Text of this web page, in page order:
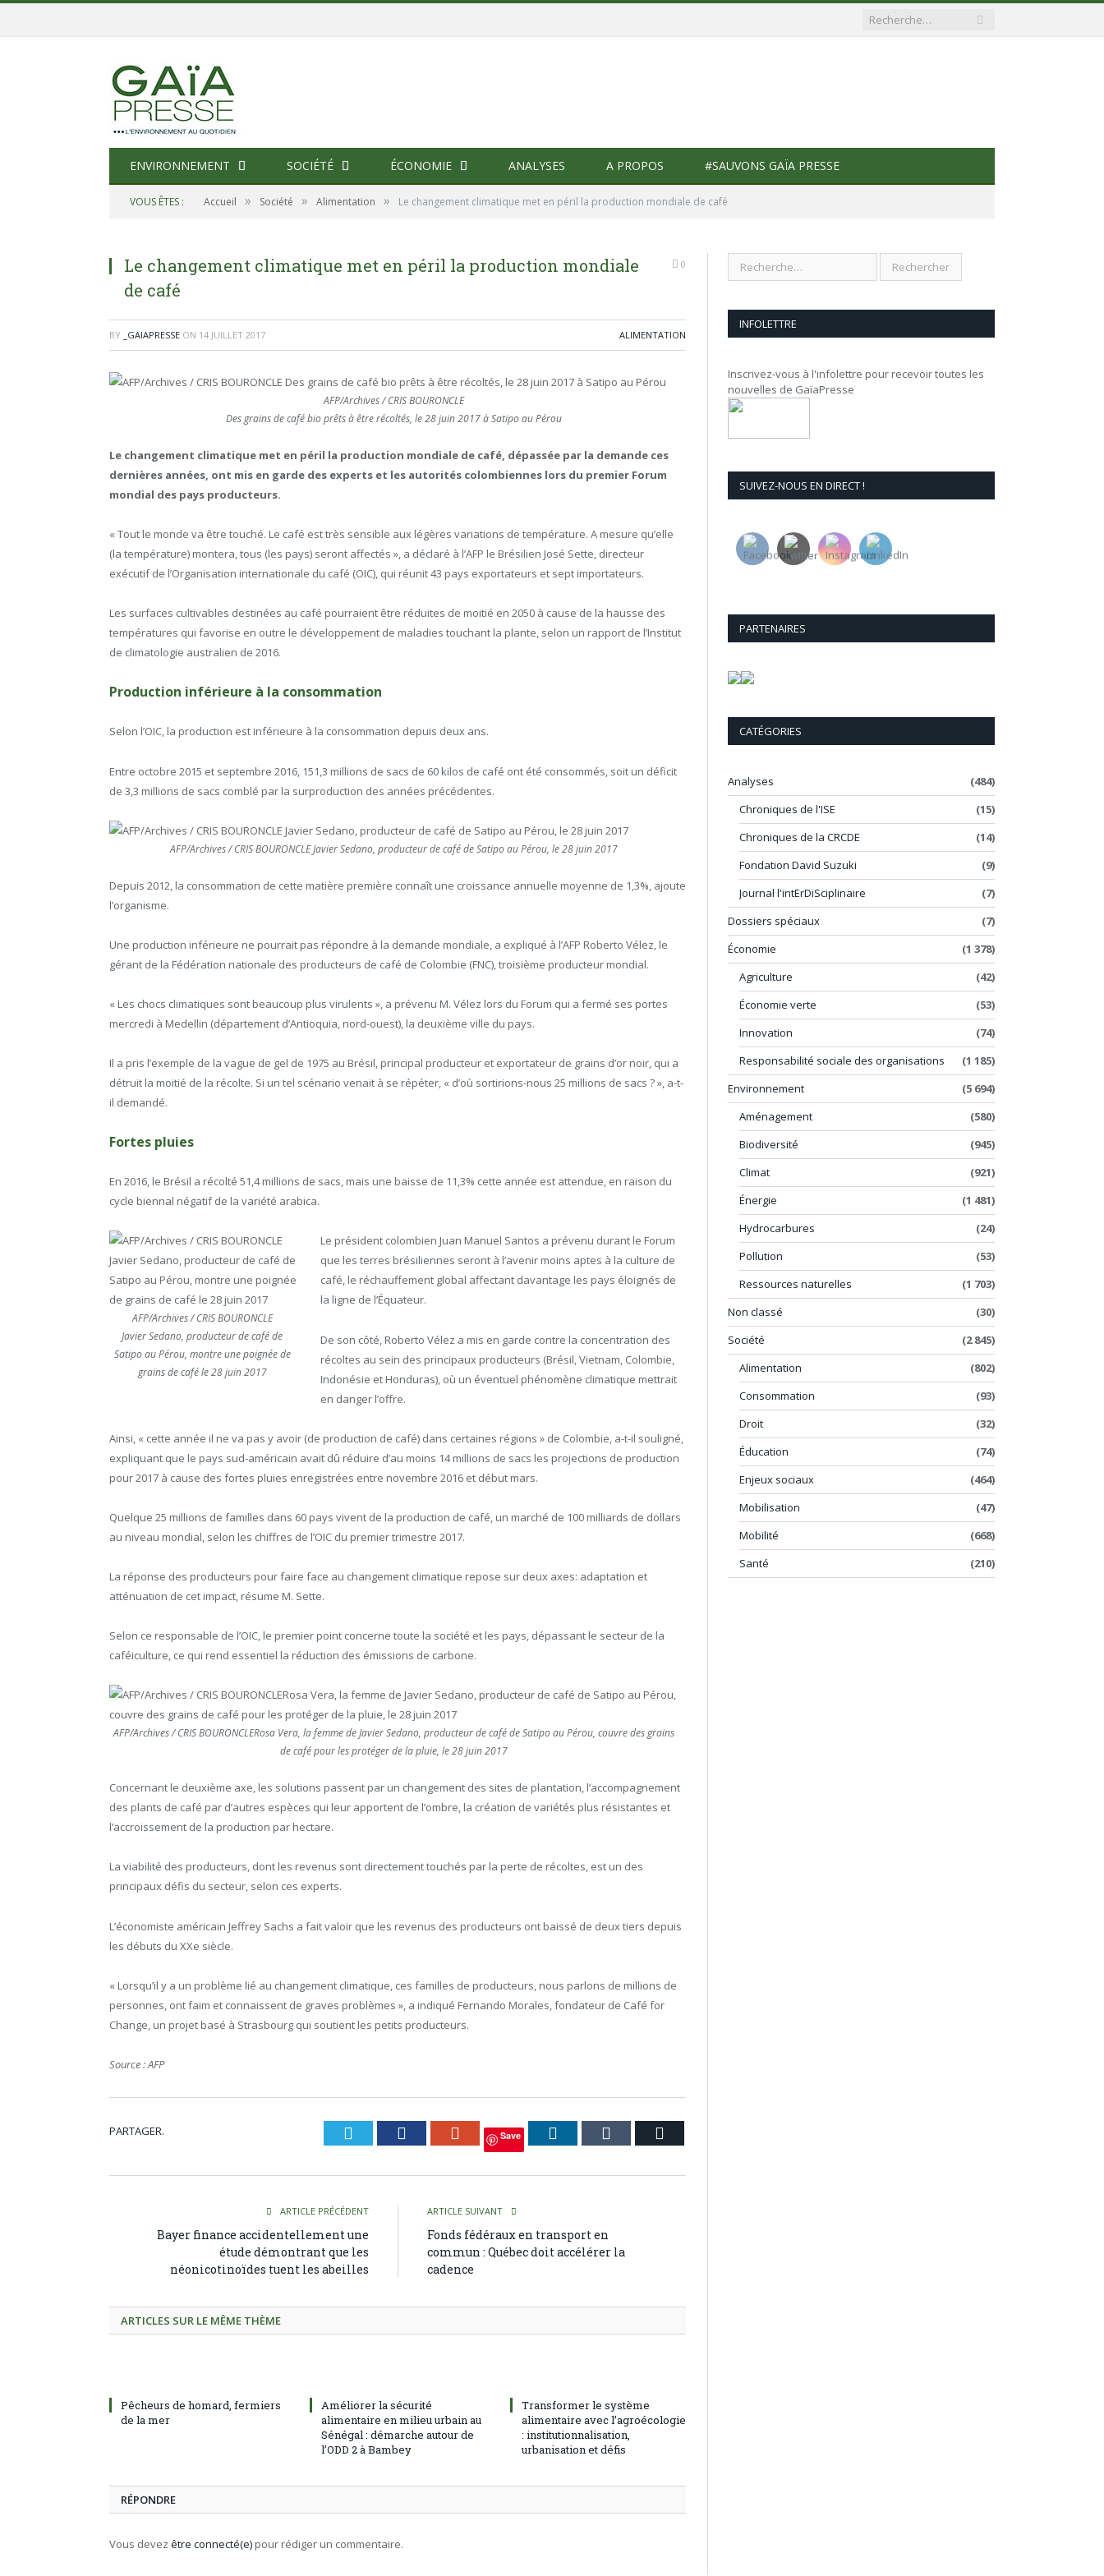
ENVIRONNEMENT SOCIÉTÉ ÉCONOMIE ANALYSES A PROPOS #SAUVONS GAÏA PRESSE
VOUS ÊTES : Accueil » Société » Alimentation » Le changement climatique met en péril la production mondiale de café
Le changement climatique met en péril la production mondiale
de café
0
BY _GAIAPRESSE ON 14 JUILLET 2017 ALIMENTATION
AFP/Archives / CRIS BOURONCLE
Des grains de café bio prêts à être récoltés, le 28 juin 2017 à Satipo au Pérou
Le changement climatique met en péril la production mondiale de café, dépassée par la demande ces
dernières années, ont mis en garde des experts et les autorités colombiennes lors du premier Forum
mondial des pays producteurs.
« Tout le monde va être touché. Le café est très sensible aux légères variations de température. A mesure qu’elle
(la température) montera, tous (les pays) seront affectés », a déclaré à l’AFP le Brésilien José Sette, directeur
exécutif de l’Organisation internationale du café (OIC), qui réunit 43 pays exportateurs et sept importateurs.
Les surfaces cultivables destinées au café pourraient être réduites de moitié en 2050 à cause de la hausse des
températures qui favorise en outre le développement de maladies touchant la plante, selon un rapport de l’Institut
de climatologie australien de 2016.
Production inférieure à la consommation
Selon l’OIC, la production est inférieure à la consommation depuis deux ans.
Entre octobre 2015 et septembre 2016, 151,3 millions de sacs de 60 kilos de café ont été consommés, soit un déficit
de 3,3 millions de sacs comblé par la surproduction des années précédentes.
AFP/Archives / CRIS BOURONCLE Javier Sedano, producteur de café de Satipo au Pérou, le 28 juin 2017
Depuis 2012, la consommation de cette matière première connaît une croissance annuelle moyenne de 1,3%, ajoute
l’organisme.
Une production inférieure ne pourrait pas répondre à la demande mondiale, a expliqué à l’AFP Roberto Vélez, le
gérant de la Fédération nationale des producteurs de café de Colombie (FNC), troisième producteur mondial.
« Les chocs climatiques sont beaucoup plus virulents », a prévenu M. Vélez lors du Forum qui a fermé ses portes
mercredi à Medellin (département d’Antioquia, nord-ouest), la deuxième ville du pays.
Il a pris l’exemple de la vague de gel de 1975 au Brésil, principal producteur et exportateur de grains d’or noir, qui a
détruit la moitié de la récolte. Si un tel scénario venait à se répéter, « d’où sortirions-nous 25 millions de sacs ? », a-t-
il demandé.
Fortes pluies
En 2016, le Brésil a récolté 51,4 millions de sacs, mais une baisse de 11,3% cette année est attendue, en raison du
cycle biennal négatif de la variété arabica.
AFP/Archives / CRIS BOURONCLE
Javier Sedano, producteur de café de
Satipo au Pérou, montre une poignée de
grains de café le 28 juin 2017
Le président colombien Juan Manuel Santos a prévenu durant le Forum
que les terres brésiliennes seront à l’avenir moins aptes à la culture de
café, le réchauffement global affectant davantage les pays éloignés de
la ligne de l’Équateur.
De son côté, Roberto Vélez a mis en garde contre la concentration des
récoltes au sein des principaux producteurs (Brésil, Vietnam, Colombie,
Indonésie et Honduras), où un éventuel phénomène climatique mettrait
en danger l’offre.
Ainsi, « cette année il ne va pas y avoir (de production de café) dans certaines régions » de Colombie, a-t-il souligné,
expliquant que le pays sud-américain avait dû réduire d’au moins 14 millions de sacs les projections de production
pour 2017 à cause des fortes pluies enregistrées entre novembre 2016 et début mars.
Quelque 25 millions de familles dans 60 pays vivent de la production de café, un marché de 100 milliards de dollars
au niveau mondial, selon les chiffres de l’OIC du premier trimestre 2017.
La réponse des producteurs pour faire face au changement climatique repose sur deux axes: adaptation et
atténuation de cet impact, résume M. Sette.
Selon ce responsable de l’OIC, le premier point concerne toute la société et les pays, dépassant le secteur de la
caféiculture, ce qui rend essentiel la réduction des émissions de carbone.
AFP/Archives / CRIS BOURONCLERosa Vera, la femme de Javier Sedano, producteur de café de Satipo au Pérou, couvre des grains
de café pour les protéger de la pluie, le 28 juin 2017
Concernant le deuxième axe, les solutions passent par un changement des sites de plantation, l’accompagnement
des plants de café par d’autres espèces qui leur apportent de l’ombre, la création de variétés plus résistantes et
l’accroissement de la production par hectare.
La viabilité des producteurs, dont les revenus sont directement touchés par la perte de récoltes, est un des
principaux défis du secteur, selon ces experts.
L’économiste américain Jeffrey Sachs a fait valoir que les revenus des producteurs ont baissé de deux tiers depuis
les débuts du XXe siècle.
« Lorsqu’il y a un problème lié au changement climatique, ces familles de producteurs, nous parlons de millions de
personnes, ont faim et connaissent de graves problèmes », a indiqué Fernando Morales, fondateur de Café for
Change, un projet basé à Strasbourg qui soutient les petits producteurs.
Source : AFP
PARTAGER. Twitter Facebook Google+
Save LinkedIn Tumblr
ARTICLE PRÉCÉDENT
Bayer finance accidentellement une
étude démontrant que les
néonicotinoïdes tuent les abeilles
ARTICLE SUIVANT
Fonds fédéraux en transport en
commun : Québec doit accélérer la
cadence
ARTICLES SUR LE MÊME THÈME
Pêcheurs de homard, fermiers
de la mer
Améliorer la sécurité
alimentaire en milieu urbain au
Sénégal : démarche autour de
l’ODD 2 à Bambey
Transformer le système
alimentaire avec l’agroécologie
: institutionnalisation,
urbanisation et défis
RÉPONDRE
Vous devez être connecté(e) pour rédiger un commentaire.
INFOLETTRE
Inscrivez-vous à l'infolettre pour recevoir toutes les
nouvelles de GaïaPresse
SUIVEZ-NOUS EN DIRECT !
PARTENAIRES
CATÉGORIES
Analyses
(484)
Chroniques de l'ISE
(15)
Chroniques de la CRCDE
(14)
Fondation David Suzuki
(9)
Journal l'intErDiSciplinaire
(7)
Dossiers spéciaux
(7)
Économie
(1 378)
Agriculture
(42)
Économie verte
(53)
Innovation
(74)
Responsabilité sociale des organisations
(1 185)
Environnement
(5 694)
Aménagement
(580)
Biodiversité
(945)
Climat
(921)
Énergie
(1 481)
Hydrocarbures
(24)
Pollution
(53)
Ressources naturelles
(1 703)
Non classé
(30)
Société
(2 845)
Alimentation
(802)
Consommation
(93)
Droit
(32)
Éducation
(74)
Enjeux sociaux
(464)
Mobilisation
(47)
Mobilité
(668)
Santé
(210)